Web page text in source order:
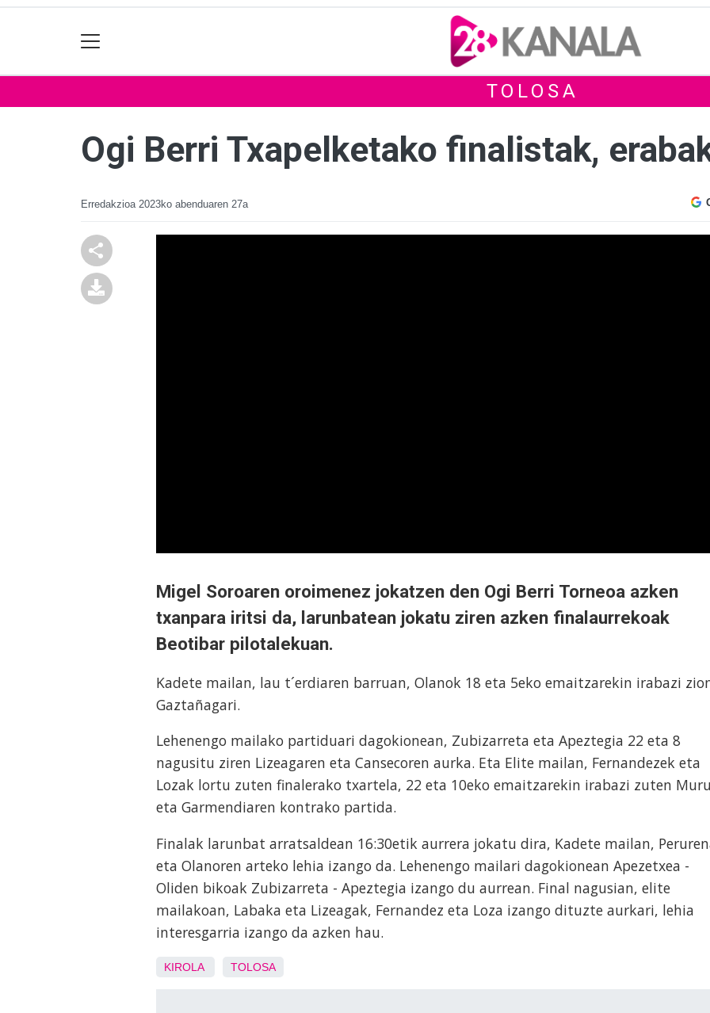
TOLOSA
Ogi Berri Txapelketako finalistak,
Erredakzioa 2023ko abenduaren 27a
Migel Soroaren oroimenez jokatzen den Ogi Berri Torneoa azken
txanpara iritsi da, larunbatean jokatu ziren azken finalaurrekoak
Beotibar pilotalekuan.
Kadete mailan, lau t´erdiaren barruan, Olanok 18 eta 5eko emaitzarekin irabazi
Gaztañagari.
Lehenengo mailako partiduari dagokionean, Zubizarreta eta Apeztegia 22 eta 8
nagusitu ziren Lizeagaren eta Cansecoren aurka. Eta Elite mailan, Fernandezek eta
Lozak lortu zuten finalerako txartela, 22 eta 10eko emaitzarekin irabazi zuten
eta Garmendiaren kontrako partida.
Finalak larunbat arratsaldean 16:30etik aurrera jokatu dira, Kadete mailan,
eta Olanoren arteko lehia izango da. Lehenengo mailari dagokionean Apezetxea -
Oliden bikoak Zubizarreta - Apeztegia izango du aurrean. Final nagusian, elite
mailakoan, Labaka eta Lizeagak, Fernandez eta Loza izango dituzte aurkari, lehia
interesgarria izango da azken hau.
KIROLA TOLOSA